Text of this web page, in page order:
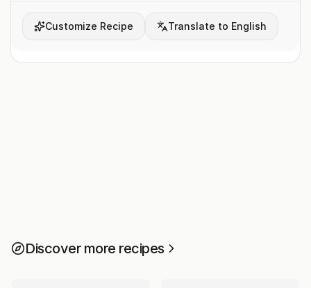
Customize Recipe Translate to English
Discover more recipes